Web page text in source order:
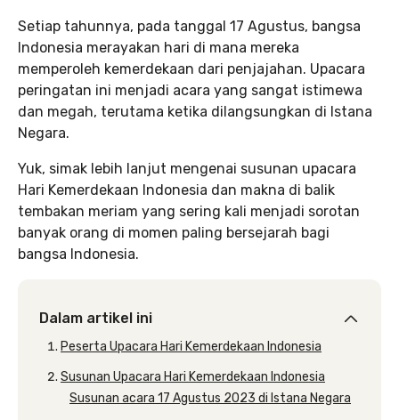
Setiap tahunnya, pada tanggal 17 Agustus, bangsa
Indonesia merayakan hari di mana mereka
memperoleh kemerdekaan dari penjajahan. Upacara
peringatan ini menjadi acara yang sangat istimewa
dan megah, terutama ketika dilangsungkan di Istana
Negara.
Yuk, simak lebih lanjut mengenai susunan upacara
Hari Kemerdekaan Indonesia dan makna di balik
tembakan meriam yang sering kali menjadi sorotan
banyak orang di momen paling bersejarah bagi
bangsa Indonesia.
Dalam artikel ini
Peserta Upacara Hari Kemerdekaan Indonesia
Susunan Upacara Hari Kemerdekaan Indonesia
Susunan acara 17 Agustus 2023 di Istana Negara